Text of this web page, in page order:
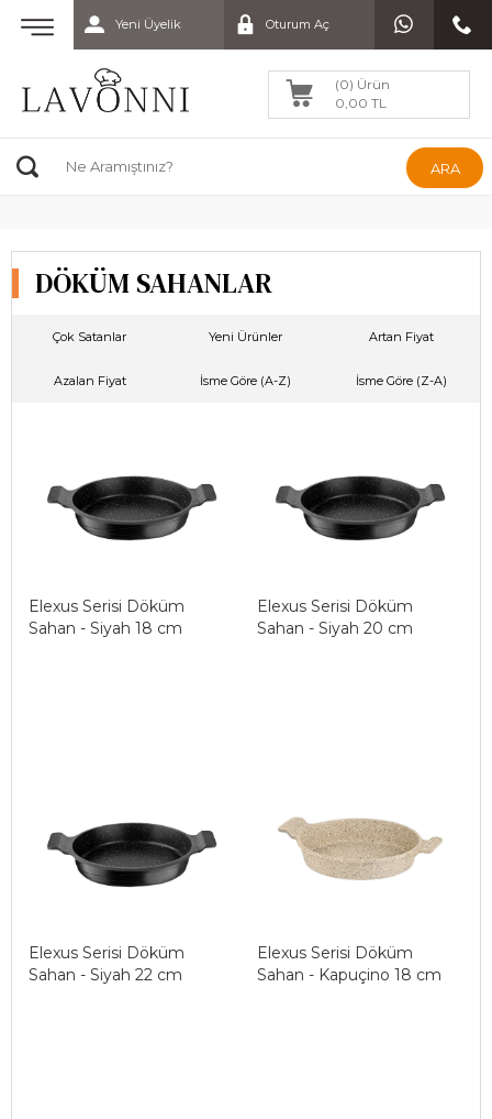
Yeni Üyelik Oturum Aç
(0) Ürün
0,00 TL
ARA
DÖKÜM SAHANLAR
Çok Satanlar Yeni Ürünler Artan Fiyat
Azalan Fiyat İsme Göre (A-Z) İsme Göre (Z-A)
Elexus Serisi Döküm
Sahan - Siyah 18 cm
Elexus Serisi Döküm
Sahan - Siyah 20 cm
Elexus Serisi Döküm
Sahan - Siyah 22 cm
Elexus Serisi Döküm
Sahan - Kapuçino 18 cm